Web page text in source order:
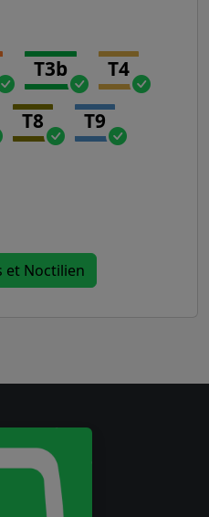
T3b T4
T8 T9
et Noctilien